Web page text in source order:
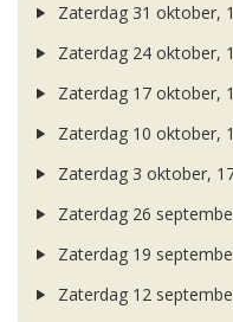
Zaterdag 31 oktober,
Zaterdag 24 oktober,
Zaterdag 17 oktober,
Zaterdag 10 oktober,
Zaterdag 3 oktober,
Zaterdag 26
Zaterdag 19
Zaterdag 12